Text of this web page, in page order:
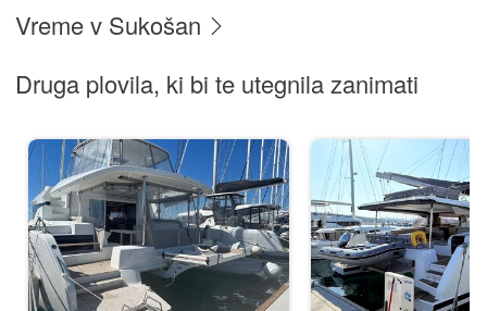
Vreme v Sukošan
Druga plovila, ki bi te utegnila zanimati